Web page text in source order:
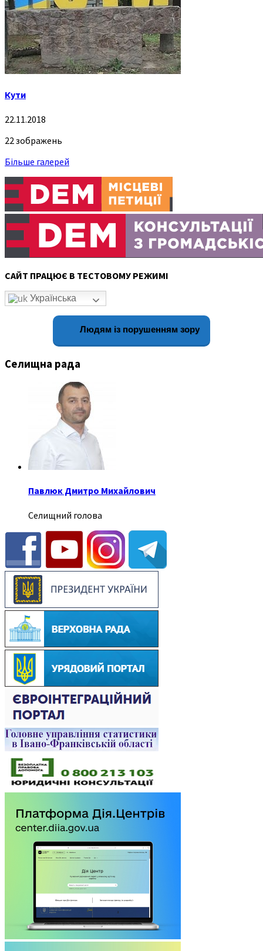
Кути
22.11.2018
22 зображень
Більше галерей
САЙТ ПРАЦЮЄ В ТЕСТОВОМУ РЕЖИМІ
Українська
Людям із порушенням зору
Селищна рада
Павлюк Дмитро Михайлович
Селищний голова